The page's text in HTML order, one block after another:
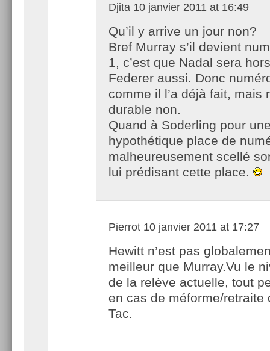
Djita 10 janvier 2011 at 16:49
Qu’il y arrive un jour non?
Bref Murray s’il devient
1, c’est que Nadal sera
Federer aussi. Donc
comme il l’a déjà fait, mais
durable non.
Quand à Soderling pour
hypothétique place de
malheureusement scellé
lui prédisant cette place.
Pierrot 10 janvier 2011 at 17:27
Hewitt n’est pas
meilleur que Murray.Vu le
de la relève actuelle, tout
en cas de méforme/retraite
Tac.